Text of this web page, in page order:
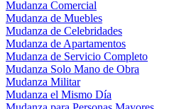
Mudanza Comercial
Mudanza de Muebles
Mudanza de Celebridades
Mudanza de Apartamentos
Mudanza de Servicio Completo
Mudanza Solo Mano de Obra
Mudanza Militar
Mudanza el Mismo Día